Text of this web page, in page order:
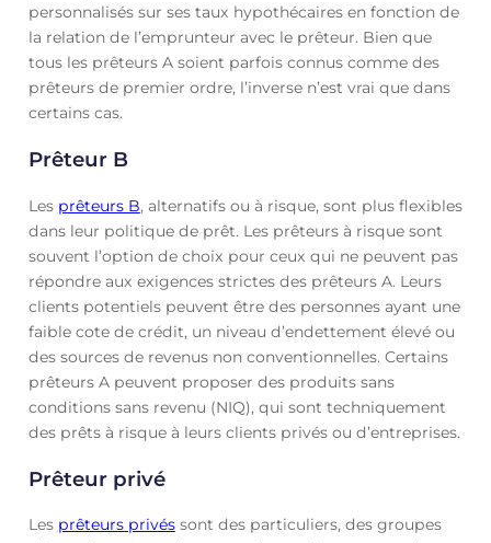
personnalisés sur ses taux hypothécaires en fonction de
la relation de l’emprunteur avec le prêteur. Bien que
tous les prêteurs A soient parfois connus comme des
prêteurs de premier ordre, l’inverse n’est vrai que dans
certains cas.
Prêteur B
Les prêteurs B, alternatifs ou à risque, sont plus flexibles
dans leur politique de prêt. Les prêteurs à risque sont
souvent l’option de choix pour ceux qui ne peuvent pas
répondre aux exigences strictes des prêteurs A. Leurs
clients potentiels peuvent être des personnes ayant une
faible cote de crédit, un niveau d’endettement élevé ou
des sources de revenus non conventionnelles. Certains
prêteurs A peuvent proposer des produits sans
conditions sans revenu (NIQ), qui sont techniquement
des prêts à risque à leurs clients privés ou d’entreprises.
Prêteur privé
Les prêteurs privéssont des particuliers, des groupes